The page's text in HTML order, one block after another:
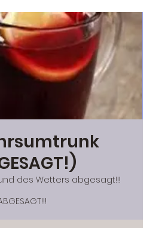
des Wetters abgesagt!!!